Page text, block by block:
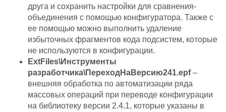
друга и сохранить настройки для сравнения-
объединения с помощью конфигуратора. Также с
ее помощью можно выполнить удаление
избыточных фрагментов кода подсистем, которые
не используются в конфигурации.
ExtFiles\Инструменты
разработчика\ПереходНаВерсию241.epf–
внешняя обработка по автоматизации ряда
массовых операций при переводе конфигурации
на библиотеку версии 2.4.1, которые указаны в